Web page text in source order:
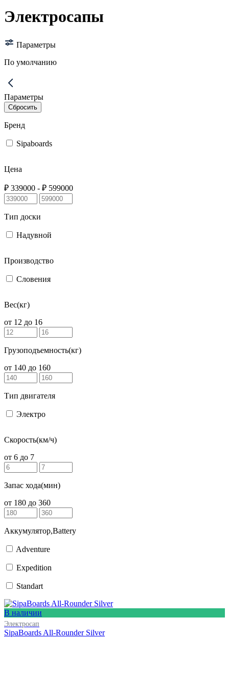
Электросапы
Параметры
По умолчанию
Параметры
Бренд
Sipaboards
Цена
₽ 339000 - ₽ 599000
Тип доски
Надувной
Производство
Словения
Вес(кг)
от 12 до 16
Грузоподъемность(кг)
от 140 до 160
Тип двигателя
Электро
Скорость(км/ч)
от 6 до 7
Запас хода(мин)
от 180 до 360
Аккумулятор,Battery
Adventure
Expedition
Standart
В наличии
Электросап
SipaBoards All-Rounder Silver